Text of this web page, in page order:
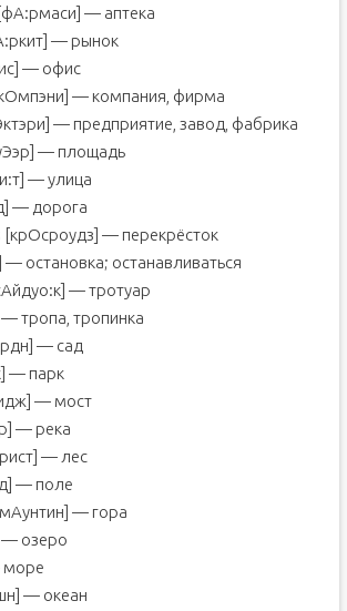
— аптека
— рынок
— офис
— компания, фирма
— предприятие, завод, фабрика
— площадь
— улица
— дорога
[крОсроудз] — перекрёсток
— остановка; останавливаться
— тротуар
тропа, тропинка
— сад
— парк
— мост
— река
— лес
— поле
— гора
— озеро
море
— океан